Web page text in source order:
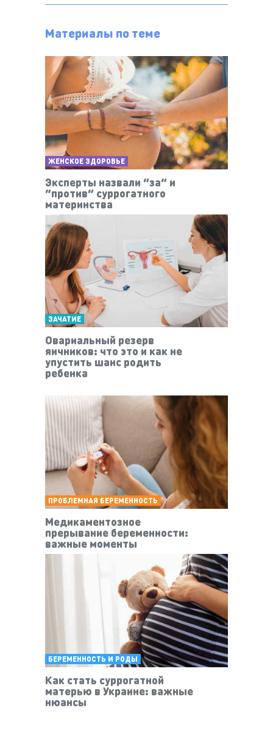
Материалы по теме
ЖЕНСКОЕ ЗДОРОВЬЕ
Эксперты назвали “за” и
“против” суррогатного
материнства
ЗАЧАТИЕ
Овариальный резерв
яичников: что это и как не
упустить шанс родить
ребенка
ПРОБЛЕМНАЯ БЕРЕМЕННОСТЬ
Медикаментозное
прерывание беременности:
важные моменты
БЕРЕМЕННОСТЬ И РОДЫ
Как стать суррогатной
матерью в Украине: важные
нюансы